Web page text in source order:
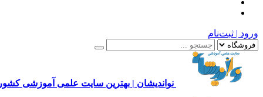
ورود | ثبت‌نام
نواندیشان | بهترین سایت علمی آموزشی کشور